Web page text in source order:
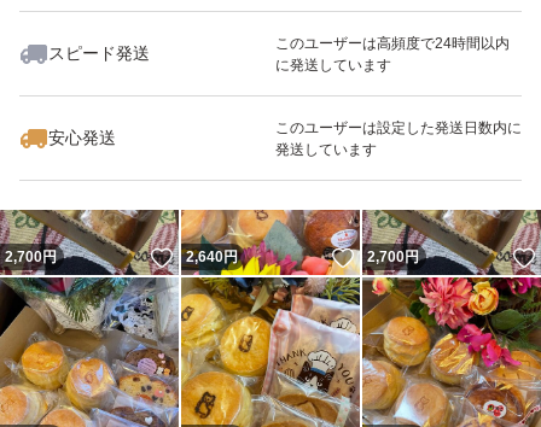
スピード発送
このユーザーは高頻度で24時間以内
に発送しています
安心発送
このユーザーは設定した発送日数内に
発送しています
いいね！
2,800
2,700円 いいね！
2,640円 いいね！
2,700円